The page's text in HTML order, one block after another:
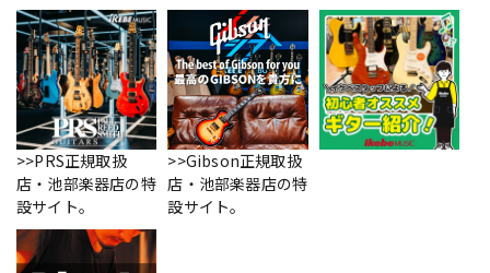
>>PRS正規取扱
店・池部楽器店の特
設サイト。
>>Gibson正規取扱
店・池部楽器店の特
設サイト。